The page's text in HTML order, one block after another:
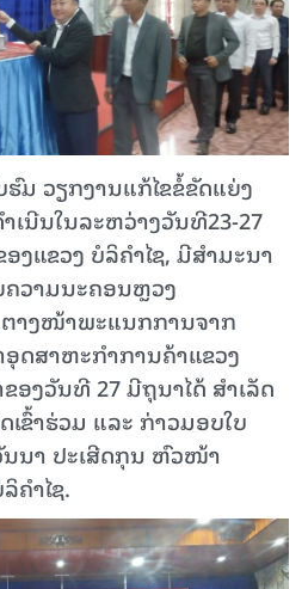
ມ ວຽກງານແກ້ໄຂຂໍ້ຂັດແຍ່ງ
ເນີນໃນລະຫວ່າງວັນທີ23-27
ງແຂວງ ບໍລິຄຳໄຊ, ມີສຳມະນາ
ວາມນະຄອນຫຼວງ
ຕາງໜ້າພະແນກການຈາກ
ອຸດສາຫະກຳການຄ້າແຂວງ
ອງວັນທີ 27 ມີຖຸນາໄດ້ ສຳເລັດ
ເຂົ້າຮ່ວມ ແລະ ກ່າວມອບໃບ
ນາ ປະເສີດກຸນ ຫົວໜ້າ
ຄຳໄຊ.